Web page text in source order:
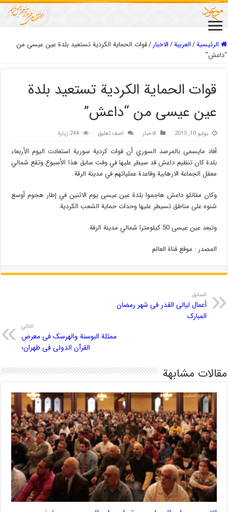
الرئيسية/العربیة/الاخبار/قوات الحماية الكردية تستعيد بلدة عين عيسى من
“داعش”
قوات الحماية الكردية تستعيد بلدة
عين عيسى من “داعش”
يوليو 10, 2015 الاخبار اضف تعليق 244 زيارة
أفاد مايسمى بالمرصد السوري أن قوات كردية سورية استعادت اليوم الأربعاء
بلدة كان تنظيم داعش قد سيطر عليها في وقت سابق هذا الأسبوع وتقع شمالي
معقل الجماعة الارهابية وقاعدة عملياتهم في مدينة الرقة.
وكان مقاتلو داعش هاجموا بلدة عين عيسى يوم الاثنين في إطار هجوم أوسع
شنوه على مناطق تسيطر عليها وحدات حماية الشعب الكردية.
وتبعد عين عيسى 50 كيلومترا شمالي مدينة الرقة.
المصدر : موقع قناة العالم
السابق
أعمال لیالی القدر فی شهر رمضان
المبارک
التالي
ممثلة البوسنة والهرسک فی معرض
القرآن الدولی فی طهران؛
مقالات مشابهة